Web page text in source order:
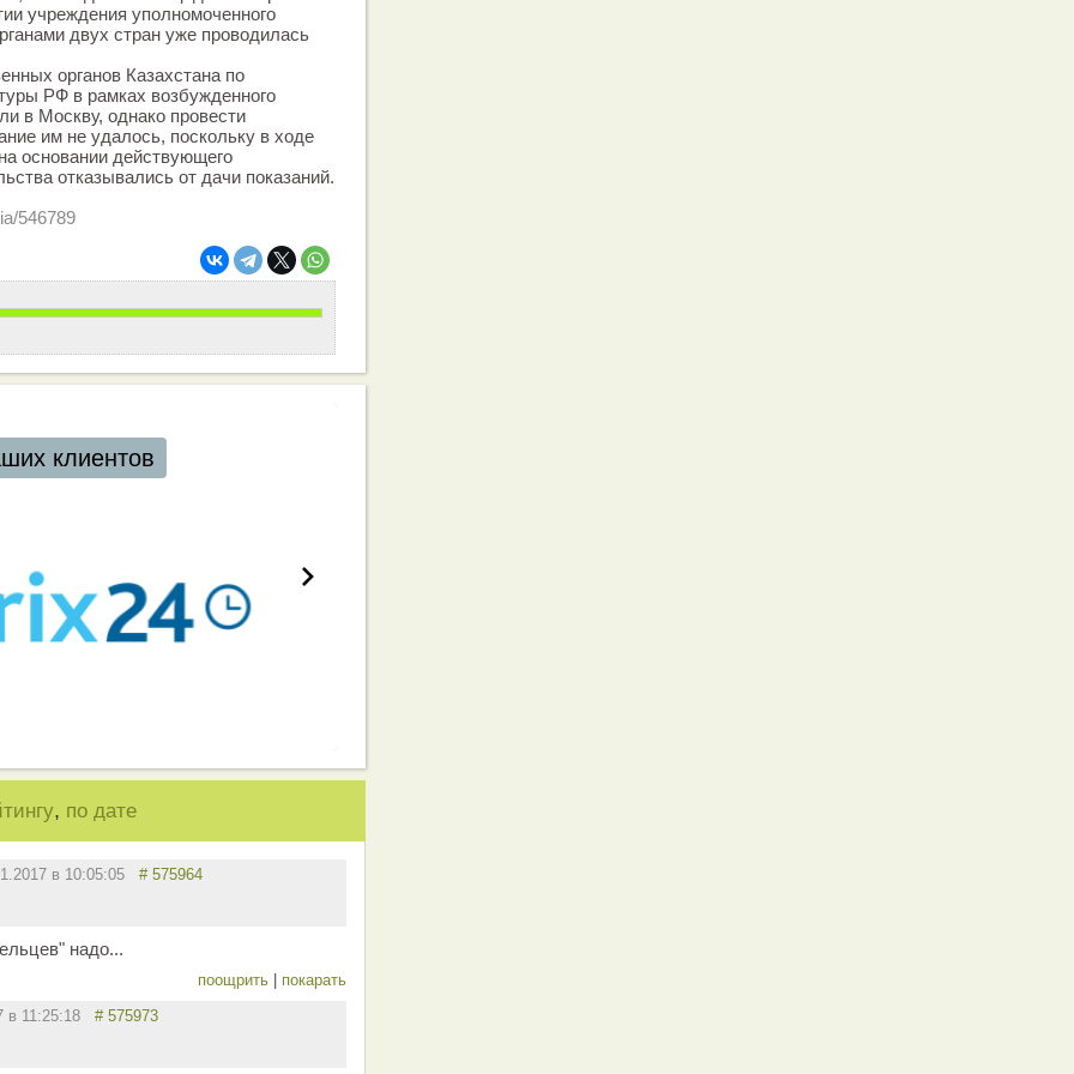
учреждения уполномоченного
двух стран уже проводилась
органов Казахстана по
РФ в рамках возбужденного
в Москву, однако провести
им не удалось, поскольку в ходе
основании действующего
отказывались от дачи показаний.
546789
клиентов
, по дате
в 10:05:05 # 575964
надо...
поощрить
покарать
в 11:25:18 # 575973